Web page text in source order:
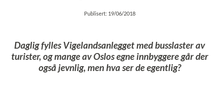
Publisert: 19/06/2018
Daglig fylles Vigelandsanlegget med busslaster av
turister, og mange av Oslos egne innbyggere går der
også jevnlig, men hva ser de egentlig?